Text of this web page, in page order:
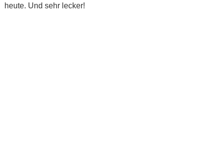
heute. Und sehr lecker!